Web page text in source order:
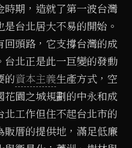
期，造就了第一波台灣
台北居大不易的開始。
頭路，它支撐台灣的成
北正是此一巨變的發動
的資本主義生產方式，空
園之城規劃的中永和成
工作但住不起台北市的
厝的提供地，滿足低廉